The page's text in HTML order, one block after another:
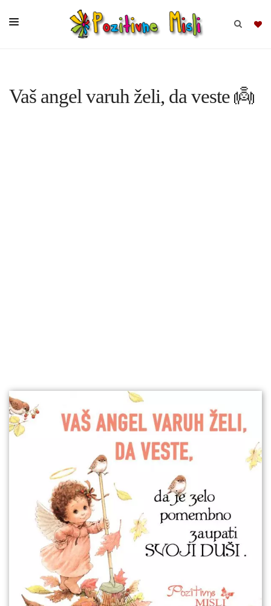
SKUPINE
Vaš angel varuh želi, da veste 👼